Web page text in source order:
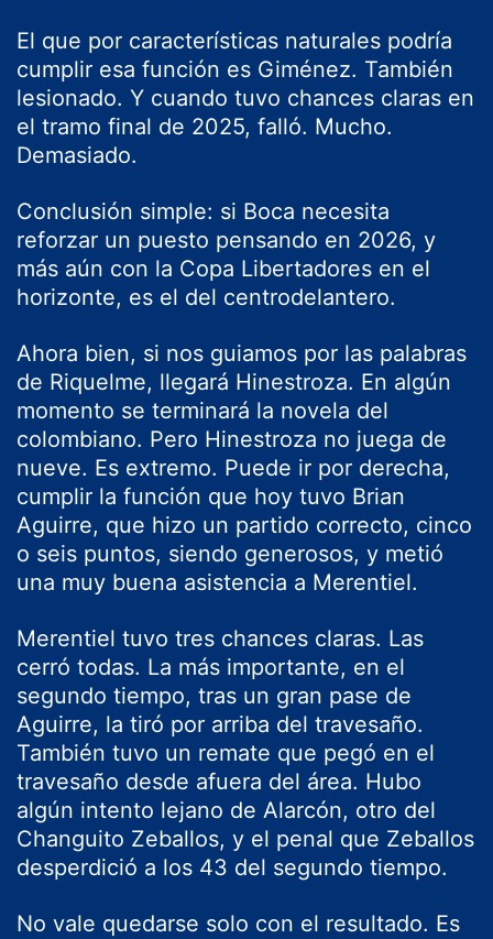
El que por características naturales podría
cumplir esa función es Giménez. También
lesionado. Y cuando tuvo chances claras en
el tramo final de 2025, falló. Mucho.
Demasiado.
Conclusión simple: si Boca necesita
reforzar un puesto pensando en 2026, y
más aún con la Copa Libertadores en el
horizonte, es el del centrodelantero.
Ahora bien, si nos guiamos por las palabras
de Riquelme, llegará Hinestroza. En algún
momento se terminará la novela del
colombiano. Pero Hinestroza no juega de
nueve. Es extremo. Puede ir por derecha,
cumplir la función que hoy tuvo Brian
Aguirre, que hizo un partido correcto, cinco
o seis puntos, siendo generosos, y metió
una muy buena asistencia a Merentiel.
Merentiel tuvo tres chances claras. Las
cerró todas. La más importante, en el
segundo tiempo, tras un gran pase de
Aguirre, la tiró por arriba del travesaño.
También tuvo un remate que pegó en el
travesaño desde afuera del área. Hubo
algún intento lejano de Alarcón, otro del
Changuito Zeballos, y el penal que Zeballos
desperdició a los 43 del segundo tiempo.
No vale quedarse solo con el resultado. Es